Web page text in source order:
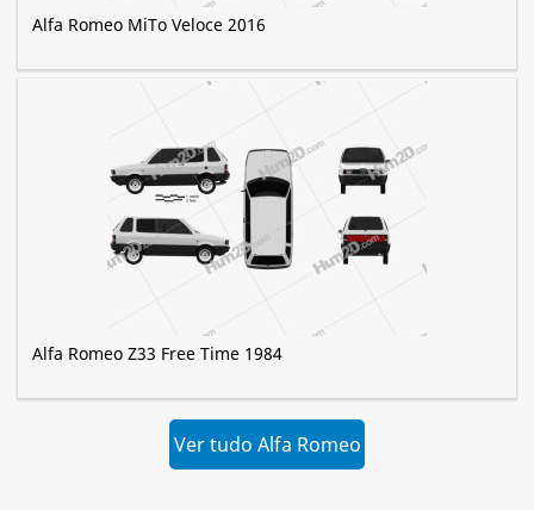
Alfa Romeo MiTo Veloce 2016
Alfa Romeo Z33 Free Time 1984
Ver tudo Alfa Romeo